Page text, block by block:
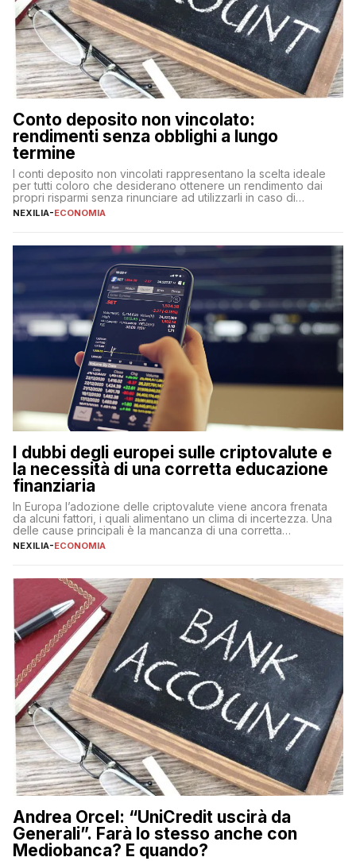
Conto deposito non vincolato:
rendimenti senza obblighi a lungo
termine
I conti deposito non vincolati rappresentano la scelta ideale
per tutti coloro che desiderano ottenere un rendimento dai
propri risparmi senza rinunciare ad utilizzarli in caso di
necessità. A differenza delle forme vincolate tradizionali,
flessibilità e rendimento. Come funzionano […]
NEXILIA-ECONOMIA
I dubbi degli europei sulle criptovalute e
la necessità di una corretta educazione
finanziaria
In Europa l’adozione delle criptovalute viene ancora frenata
da alcuni fattori, i quali alimentano un clima di incertezza. Una
delle cause principali è la mancanza di una corretta
educazione finanziaria, che impedisce ad una larga parte della
sulle criptovalute: […]
NEXILIA-ECONOMIA
Andrea Orcel: “UniCredit uscirà da
Generali”. Farà lo stesso anche con
Mediobanca? E quando?